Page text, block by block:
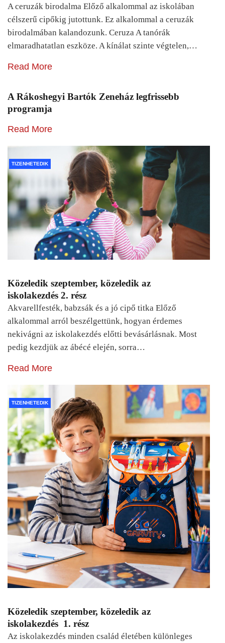
A ceruzák birodalma Előző alkalommal az iskolában
célszerű cipőkig jutottunk. Ez alkalommal a ceruzák
birodalmában kalandozunk. Ceruza A tanórák
elmaradhatatlan eszköze. A kínálat szinte végtelen,…
Read More
A Rákoshegyi Bartók Zeneház legfrissebb
programja
Read More
TIZENHETEDIK
Közeledik szeptember, közeledik az
iskolakezdés 2. rész
Akvarellfesték, babzsák és a jó cipő titka Előző
alkalommal arról beszélgettünk, hogyan érdemes
nekivágni az iskolakezdés előtti bevásárlásnak. Most
pedig kezdjük az ábécé elején, sorra…
Read More
TIZENHETEDIK
Közeledik szeptember, közeledik az
iskolakezdés 1. rész
Az iskolakezdés minden család életében különleges